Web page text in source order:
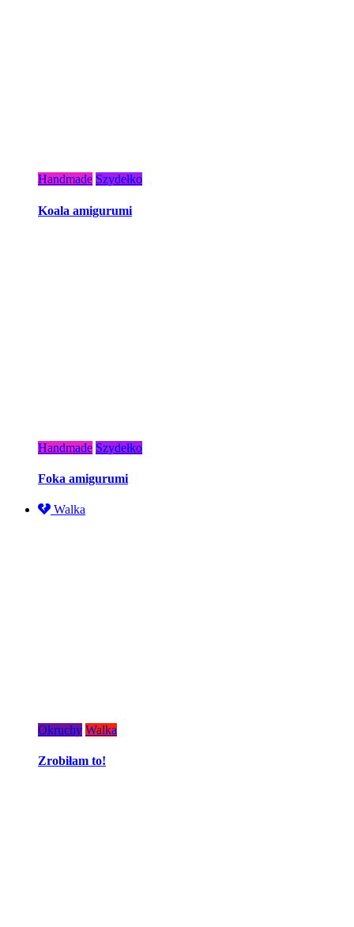
Handmade Szydełko
Koala amigurumi
Handmade Szydełko
Foka amigurumi
Walka
Okruchy Walka
Zrobiłam to!